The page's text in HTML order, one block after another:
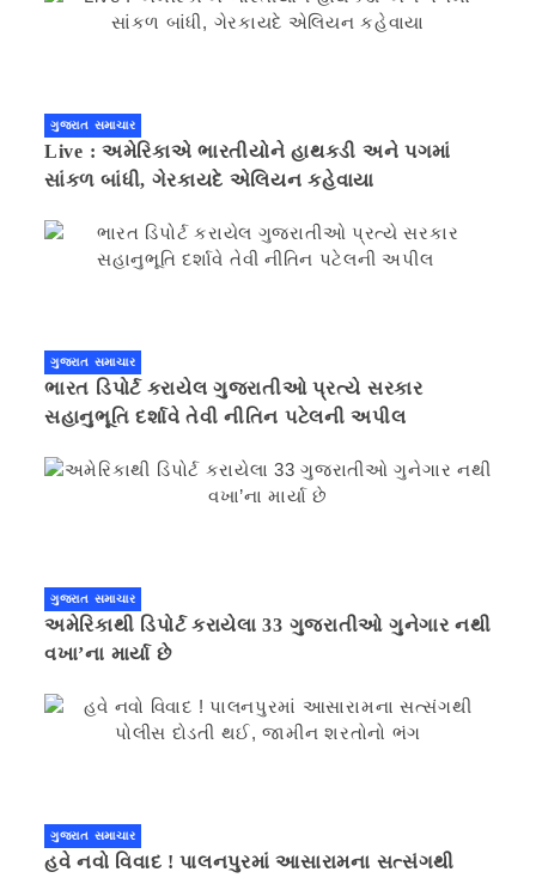
ગુજરાત સમાચાર
Live : અમેરિકાએ ભારતીયોને હાથકડી અને પગમાં
સાંકળ બાંધી, ગેરકાયદે એલિયન કહેવાયા
ગુજરાત સમાચાર
ભારત ડિપોર્ટ કરાયેલ ગુજરાતીઓ પ્રત્યે સરકાર
સહાનુભૂતિ દર્શાવે તેવી નીતિન પટેલની અપીલ
ગુજરાત સમાચાર
અમેરિકાથી ડિપોર્ટ કરાયેલા 33 ગુજરાતીઓ ગુનેગાર નથી
વખા’ના માર્યા છે
ગુજરાત સમાચાર
હવે નવો વિવાદ ! પાલનપુરમાં આસારામના સત્સંગથી